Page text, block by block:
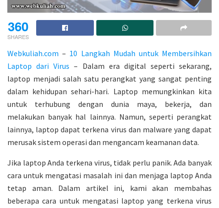
360
SHARES
Webkuliah.com – 10 Langkah Mudah untuk Membersihkan
Laptop dari Virus – Dalam era digital seperti sekarang,
laptop menjadi salah satu perangkat yang sangat penting
dalam kehidupan sehari-hari. Laptop memungkinkan kita
untuk terhubung dengan dunia maya, bekerja, dan
melakukan banyak hal lainnya. Namun, seperti perangkat
lainnya, laptop dapat terkena virus dan malware yang dapat
merusak sistem operasi dan mengancam keamanan data.
Jika laptop Anda terkena virus, tidak perlu panik. Ada banyak
cara untuk mengatasi masalah ini dan menjaga laptop Anda
tetap aman. Dalam artikel ini, kami akan membahas
beberapa cara untuk mengatasi laptop yang terkena virus